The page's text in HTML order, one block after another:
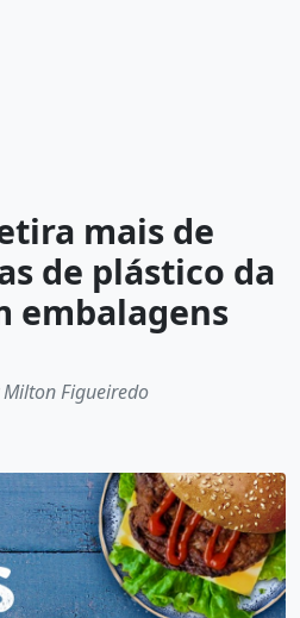
mais de
de plástico da
embalagens
Figueiredo